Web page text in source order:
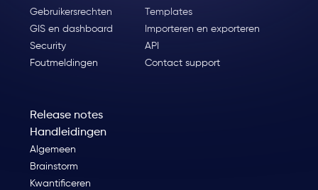
Gebruikersrechten
Templates
GIS en dashboard
Importeren en exporteren
Security
API
Foutmeldingen
Contact support
Release notes
Handleidingen
Algemeen
Brainstorm
Kwantificeren